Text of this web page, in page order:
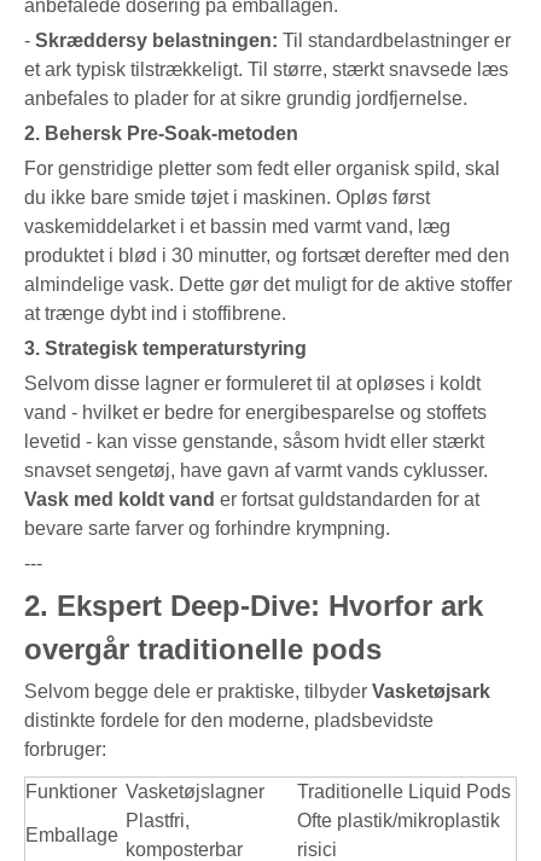
anbefalede dosering på emballagen.
- Skræddersy belastningen: Til standardbelastninger er
et ark typisk tilstrækkeligt. Til større, stærkt snavsede læs
anbefales to plader for at sikre grundig jordfjernelse.
2. Behersk Pre-Soak-metoden
For genstridige pletter som fedt eller organisk spild, skal
du ikke bare smide tøjet i maskinen. Opløs først
vaskemiddelarket i et bassin med varmt vand, læg
produktet i blød i 30 minutter, og fortsæt derefter med den
almindelige vask. Dette gør det muligt for de aktive stoffer
at trænge dybt ind i stoffibrene.
3. Strategisk temperaturstyring
Selvom disse lagner er formuleret til at opløses i koldt
vand - hvilket er bedre for energibesparelse og stoffets
levetid - kan visse genstande, såsom hvidt eller stærkt
snavset sengetøj, have gavn af varmt vands cyklusser.
Vask med koldt vand er fortsat guldstandarden for at
bevare sarte farver og forhindre krympning.
---
2. Ekspert Deep-Dive: Hvorfor ark
overgår traditionelle pods
Selvom begge dele er praktiske, tilbyder Vasketøjsark
distinkte fordele for den moderne, pladsbevidste
forbruger:
Funktioner Vasketøjslagner Traditionelle Liquid Pods
Emballage
Plastfri,
komposterbar
Ofte plastik/mikroplastik
risici